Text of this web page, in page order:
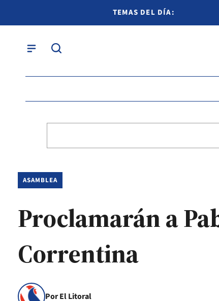
TEMAS DEL DÍA:
ASAMBLEA
Proclamarán a
Correntina
Por El Litoral